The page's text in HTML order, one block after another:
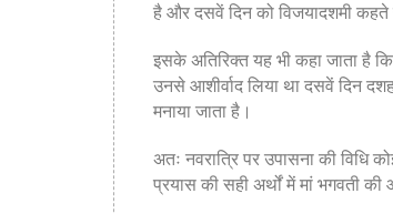
है और दसवें दिन को विजयादशमी कहते
इसके अतिरिक्त यह भी कहा जाता है
उनसे आशीर्वाद लिया था दसवें दिन
मनाया जाता है।
अतः नवरात्रि पर उपासना की विधि
प्रयास की सही अर्थों में मां भगवती की